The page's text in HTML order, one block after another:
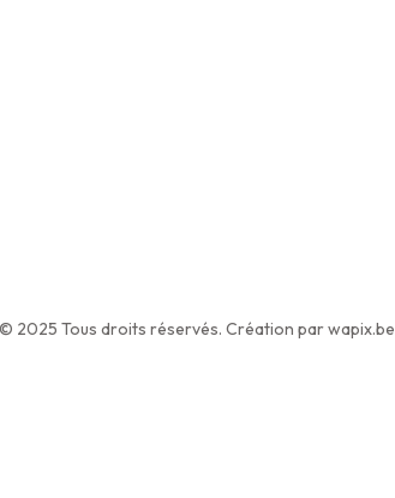
2025 Tous droits réservés. Création par wapix.be